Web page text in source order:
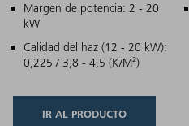
Características principales
Margen de potencia: 2 - 20
kW
Calidad del haz (12 - 20 kW):
0,225 / 3,8 - 4,5 (K/M²)
IR AL PRODUCTO